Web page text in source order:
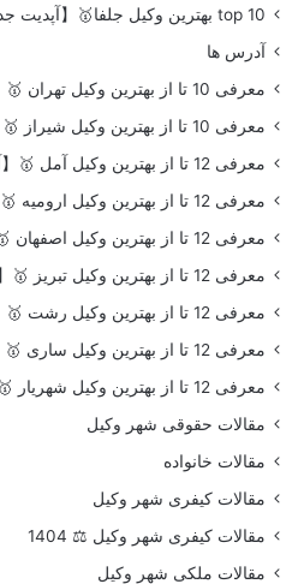
top 10 بهترین وکیل جلفا🥇【آپدیت جدید】⚖️
آدرس ها
معرفی 10 تا از بهترین وکیل تهران 🥇【آپدیت جدید】⚖️
معرفی 10 تا از بهترین وکیل شیراز 🥇【آپدیت جدید】⚖️
معرفی 12 تا از بهترین وکیل آمل 🥇【آپدیت جدید】⚖️
معرفی 12 تا از بهترین وکیل ارومیه 🥇【آپدیت جدید】⚖️
معرفی 12 تا از بهترین وکیل اصفهان 🥇【آپدیت جدید】⚖️
معرفی 12 تا از بهترین وکیل تبریز 🥇【آپدیت جدید】⚖️
معرفی 12 تا از بهترین وکیل رشت 🥇【آپدیت جدید】⚖️
معرفی 12 تا از بهترین وکیل ساری 🥇【آپدیت جدید】⚖️
معرفی 12 تا از بهترین وکیل شهریار 🥇【آپدیت جدید】⚖️
مقالات حقوقی شهر وکیل
مقالات خانواده
مقالات کیفری شهر وکیل
مقالات کیفری شهر وکیل ⚖️ 1404
مقالات ملکی شهر وکیل